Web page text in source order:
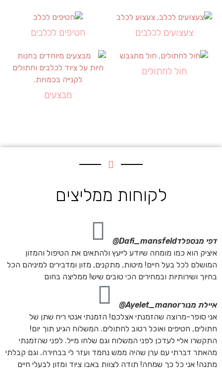
צעצועים לכלבים חטיפים לכלבים
חול לחתולים
מבצעים
לקוחות ממליצים
דפי מנספלדDafi_mansfeld@
איציק הוא כמו מומחה שיודע לייעץ ולהתאים את הטיפול והמזון
המושלם לכל בעל חיים! מיטות, מתקנים, מזון ומדבירים למיניהם הכל
בחיוך ושירותיות ובמחירים הכי טובים שיש! ממליצה בחום
איילת מנורAyelet_manor@
אני סופר-מרוצה שהזמנתי אצלכם! הזמנתי אנטי ריח שתן של
חתולים, חטיפים ואוכל רטוב לחתולים. המשלוח הגיע תוך יום!
התקשרו אליי לעדכן לפני המשלוח וגם שלחו מייל. לפני שהזמנתי
מהאתר דברתי עם ערן שהיה ממש נחמד ועזר לי בבחירה. וגם קבלתי
מתנה! אני כל כך שמחה! תודה לצוות באבו ציוד ומזון לבעלי חיים